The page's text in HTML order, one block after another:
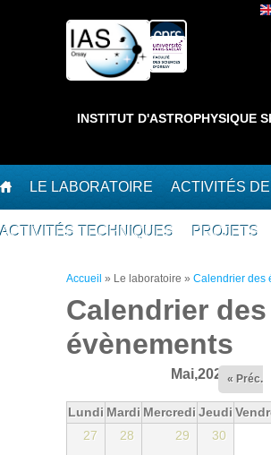
Interne ]
INSTITUT D'ASTROPHYSIQUE
LE LABORATOIRE ACTIVITÉS
ACTIVITÉS TECHNIQUES PROJETS
Vous êtes ici
Accueil » Le laboratoire » Calendrier des
Calendrier des
évènements
Mai,2026« Préc.
Lundi Mardi Mercredi Jeudi
27
28 29 30